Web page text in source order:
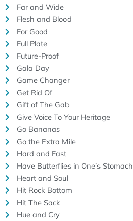
Far and Wide
Flesh and Blood
For Good
Full Plate
Future-Proof
Gala Day
Game Changer
Get Rid Of
Gift of The Gab
Give Voice To Your Heritage
Go Bananas
Go the Extra Mile
Hard and Fast
Have Butterflies in One’s Stomach
Heart and Soul
Hit Rock Bottom
Hit The Sack
Hue and Cry